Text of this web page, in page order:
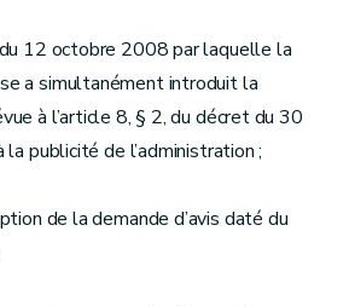
12 octobre 2008 par laquelle la
a simultanément introduit la
à l’article 8, § 2, du décret du 30
publicité de l’administration ;
de la demande d’avis daté du